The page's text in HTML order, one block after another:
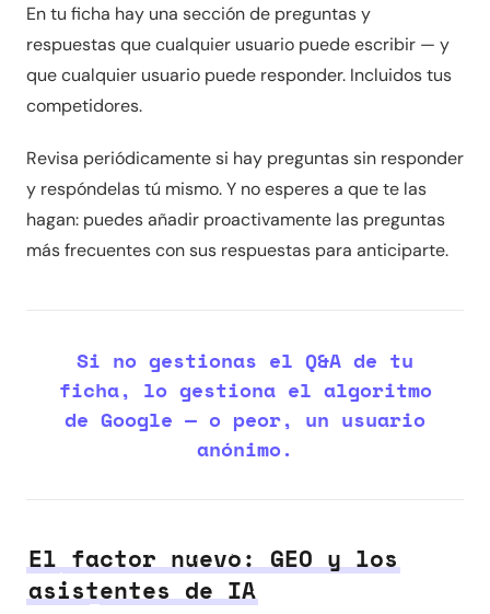
En tu ficha hay una sección de preguntas y
respuestas que cualquier usuario puede escribir — y
que cualquier usuario puede responder. Incluidos tus
competidores.
Revisa periódicamente si hay preguntas sin responder
y respóndelas tú mismo. Y no esperes a que te las
hagan: puedes añadir proactivamente las preguntas
más frecuentes con sus respuestas para anticiparte.
Si no gestionas el Q&A de tu
ficha, lo gestiona el algoritmo
de Google — o peor, un usuario
anónimo.
El factor nuevo: GEO y los
asistentes de IA